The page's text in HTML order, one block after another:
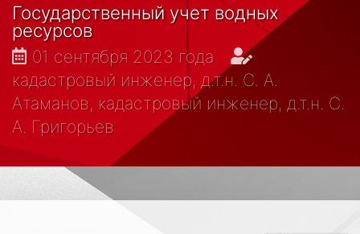
Государственный учет водных
ресурсов
01 сентября 2023 года
кадастровый инженер, д.т.н. С. А.
Атаманов, кадастровый инженер, д.т.н. С.
А. Григорьев